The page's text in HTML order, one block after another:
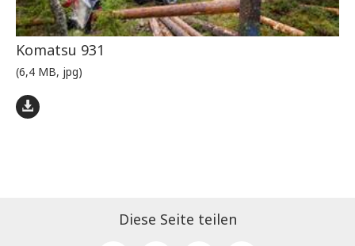
Komatsu 931
(6,4 MB, jpg)
Diese Seite teilen